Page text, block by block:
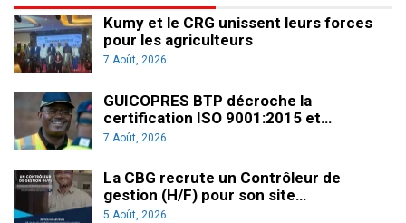
Kumy et le CRG unissent leurs forces
pour les agriculteurs
7 Août, 2026
GUICOPRES BTP décroche la
certification ISO 9001:2015 et…
7 Août, 2026
La CBG recrute un Contrôleur de
gestion (H/F) pour son site…
5 Août, 2026